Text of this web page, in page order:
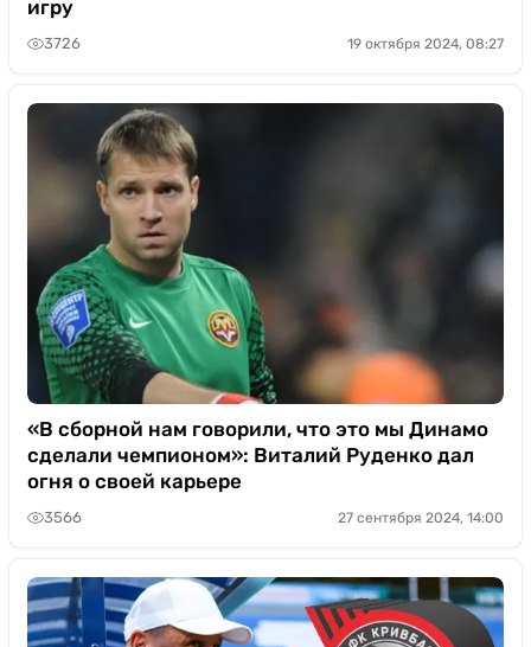
игру
3726 19 октября 2024, 08:27
«В сборной нам говорили, что это мы Динамо
сделали чемпионом»: Виталий Руденко дал
огня о своей карьере
3566 27 сентября 2024, 14:00